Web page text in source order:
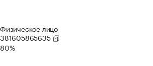
Физическое лицо
381605865635
80%